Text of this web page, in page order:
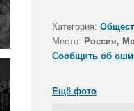
Категория:
Место: Россия,
Сообщить об
Ещё фото